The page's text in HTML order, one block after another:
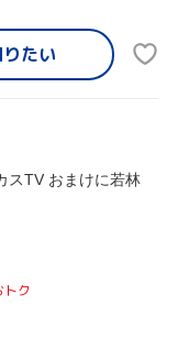
たい
スTV おまけに若林
ク